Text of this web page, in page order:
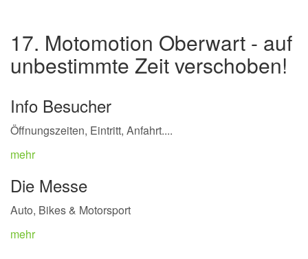
17. Motomotion Oberwart - auf
unbestimmte Zeit verschoben!
Info Besucher
Öffnungszeiten, Eintritt, Anfahrt....
mehr
Die Messe
Auto, Bikes & Motorsport
mehr